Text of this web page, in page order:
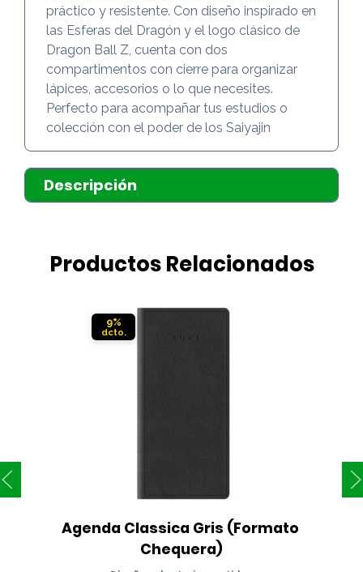
práctico y resistente. Con diseño inspirado en
las Esferas del Dragón y el logo clásico de
Dragon Ball Z, cuenta con dos
compartimentos con cierre para organizar
lápices, accesorios o lo que necesites.
Perfecto para acompañar tus estudios o
colección con el poder de los Saiyajin
Descripción
Productos Relacionados
9%
Agenda Classica Gris (Formato
Chequera)